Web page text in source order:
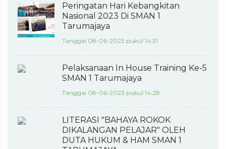
Peringatan Hari Kebangkitan
Nasional 2023 Di SMAN 1
Tarumajaya
Tanggal 08-06-2023 pukul 14:31
Pelaksanaan In House Training Ke-5
SMAN 1 Tarumajaya
Tanggal 08-06-2023 pukul 14:28
LITERASI "BAHAYA ROKOK
DIKALANGAN PELAJAR" OLEH
DUTA HUKUM & HAM SMAN 1